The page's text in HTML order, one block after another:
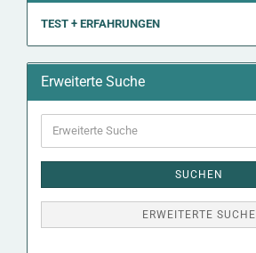
TEST + ERFAHRUNGEN
Erweiterte Suche
Suche
SUCHEN
ERWEITERTE SUCHE